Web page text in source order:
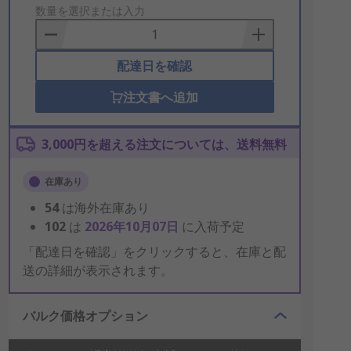
to
Basket
数量を選択または入力
配達日を確認
注文書へ追加
3,000円を超える注文については、送料無料
在庫あり
54は海外在庫あり
102 は 2026年10月07日 に入荷予定
「配達日を確認」をクリックすると、在庫と配
送の詳細が表示されます。
バルク価格オプション